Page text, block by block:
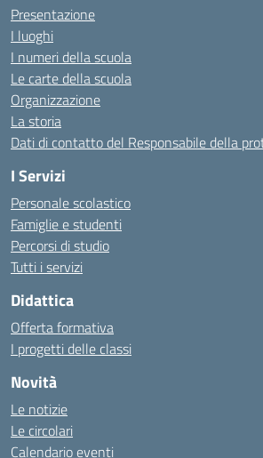
Presentazione
I luoghi
I numeri della scuola
Le carte della scuola
Organizzazione
La storia
Dati di contatto del Responsabile della
I Servizi
Personale scolastico
Famiglie e studenti
Percorsi di studio
Tutti i servizi
Didattica
Offerta formativa
I progetti delle classi
Novità
Le notizie
Le circolari
Calendario eventi